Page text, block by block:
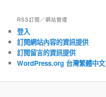
RSS訂閱／網站管理
登入
訂閱網站內容的資訊提供
訂閱留言的資訊提供
WordPress.org 台灣繁體中文